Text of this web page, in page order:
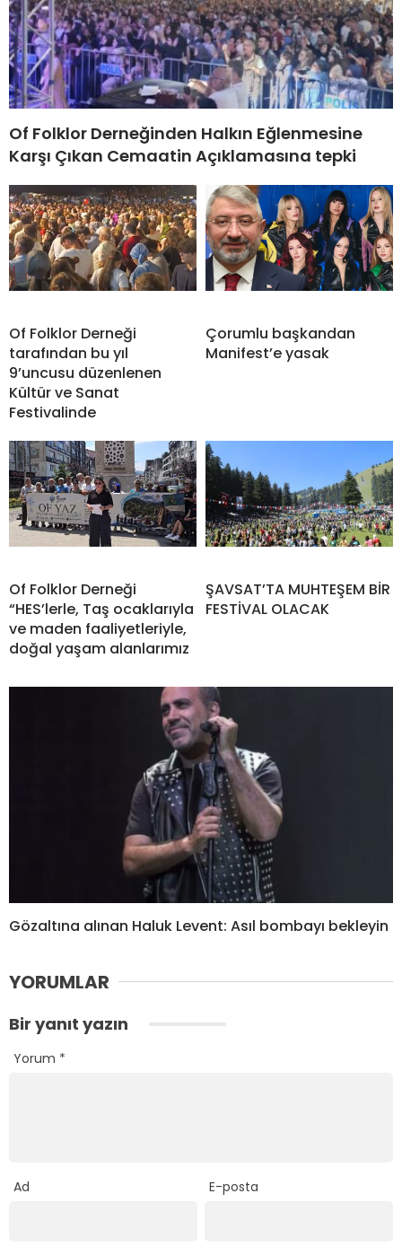
Of Folklor Derneğinden Halkın Eğlenmesine
Karşı Çıkan Cemaatin Açıklamasına tepki
Of Folklor Derneği
tarafından bu yıl
9’uncusu düzenlenen
Kültür ve Sanat
Festivalinde
Çorumlu başkandan
Manifest’e yasak
Of Folklor Derneği
“HES’lerle, Taş ocaklarıyla
ve maden faaliyetleriyle,
doğal yaşam alanlarımız
ŞAVSAT’TA MUHTEŞEM BİR
FESTİVAL OLACAK
Gözaltına alınan Haluk Levent: Asıl bombayı bekleyin
YORUMLAR
Bir yanıt yazın
Yorum *
Ad E-posta